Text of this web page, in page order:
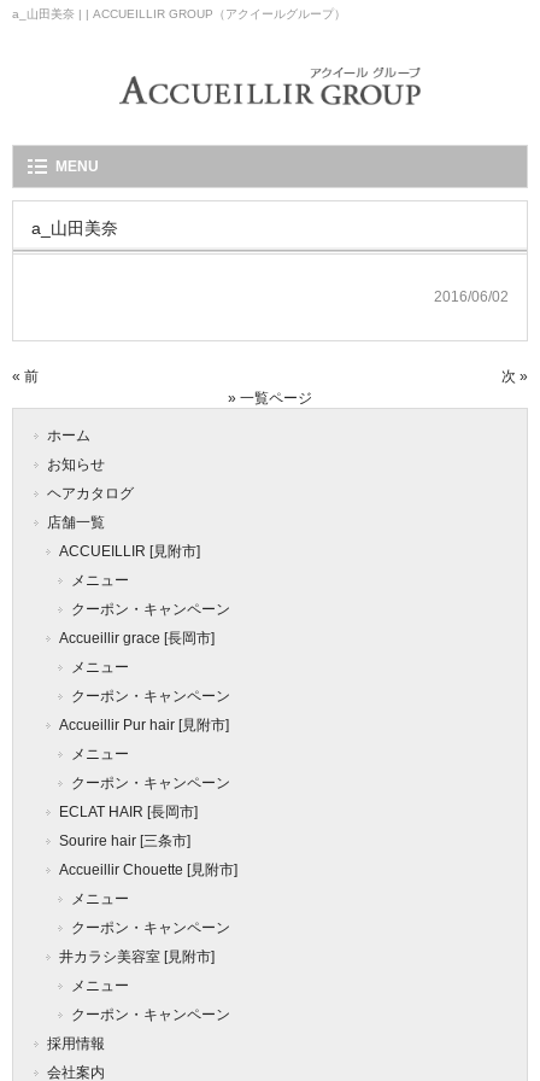
a_山田美奈 | | ACCUEILLIR GROUP（アクイールグループ）
MENU
a_山田美奈
2016/06/02
« 前
次 »
» 一覧ページ
ホーム
お知らせ
ヘアカタログ
店舗一覧
ACCUEILLIR [見附市]
メニュー
クーポン・キャンペーン
Accueillir grace [長岡市]
メニュー
クーポン・キャンペーン
Accueillir Pur hair [見附市]
メニュー
クーポン・キャンペーン
ECLAT HAIR [長岡市]
Sourire hair [三条市]
Accueillir Chouette [見附市]
メニュー
クーポン・キャンペーン
井カラシ美容室 [見附市]
メニュー
クーポン・キャンペーン
採用情報
会社案内